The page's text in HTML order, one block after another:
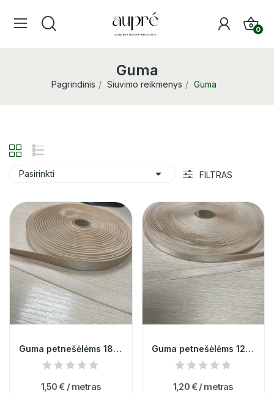
0
Guma
Pagrindinis Siuvimo reikmenys Guma
Pasirinkti  FILTRAS
Guma petnešėlėms 18mm 014410
1,50 € / metras
Guma petnešėlėms 12mm 014409
1,20 € / metras